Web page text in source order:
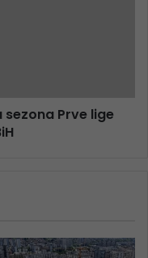
Prve lige